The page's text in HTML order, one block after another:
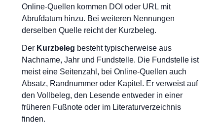
Online-Quellen kommen DOI oder URL mit
Abrufdatum hinzu. Bei weiteren Nennungen
derselben Quelle reicht der Kurzbeleg.
Der Kurzbeleg besteht typischerweise aus
Nachname, Jahr und Fundstelle. Die Fundstelle ist
meist eine Seitenzahl, bei Online-Quellen auch
Absatz, Randnummer oder Kapitel. Er verweist auf
den Vollbeleg, den Lesende entweder in einer
früheren Fußnote oder im Literaturverzeichnis
finden.